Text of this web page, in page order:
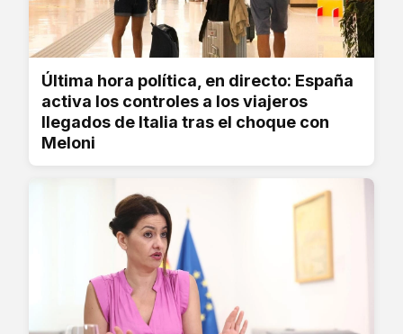
Última hora política, en directo: España
activa los controles a los viajeros
llegados de Italia tras el choque con
Meloni